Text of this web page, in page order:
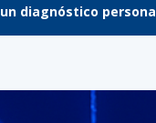
diagnóstico